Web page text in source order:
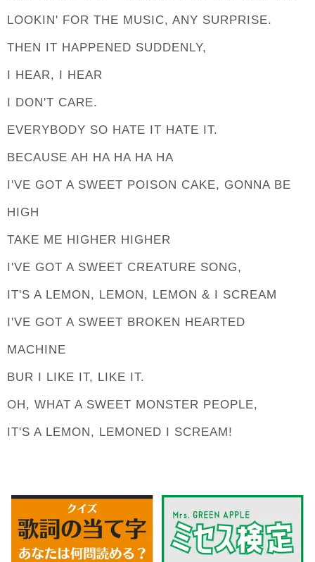
LOOKIN' FOR THE MUSIC, ANY SURPRISE.
THEN IT HAPPENED SUDDENLY,
I HEAR, I HEAR
I DON'T CARE.
EVERYBODY SO HATE IT HATE IT.
BECAUSE AH HA HA HA HA
I'VE GOT A SWEET POISON CAKE, GONNA BE
HIGH
TAKE ME HIGHER HIGHER
I'VE GOT A SWEET CREATURE SONG,
IT'S A LEMON, LEMON, LEMON & I SCREAM
I'VE GOT A SWEET BROKEN HEARTED
MACHINE
BUR I LIKE IT, LIKE IT.
OH, WHAT A SWEET MONSTER PEOPLE,
IT'S A LEMON, LEMONED I SCREAM!